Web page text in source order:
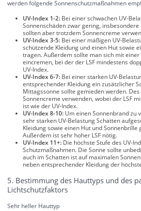
werden folgende Sonnenschutzmaßnahmen
UV-Index 1-2: Bei einer schwachen UV-
Sonnenschäden zwar gering,
sollten aber trotzdem Sonnencreme
UV-Index 3-5: Bei einer mäßigen UV-
schützende Kleidung und einen Hut sowie
tragen. Außerdem sollte man sich mit einer
eincremen, bei der der LSF mindestens
UV-Index.
UV-Index 6-7: Bei einer starken UV-
entsprechender Kleidung ein zusätzlicher
Mittagssonne sollte gemieden werden.
Sonnencreme verwenden, wobei der LSF
ist wie der UV-Index.
UV-Index 8-10: Um einen Sonnenbrand zu
sehr starken UV-Belastung Schatten
Kleidung sowie einen Hut und Sonnenbrille
Außerdem ist sehr hoher LSF nötig.
UV-Index 11+: Die höchste Stufe des UV-
Schutzmaßnahmen. Die Sonne sollte
auch im Schatten ist auf maximalen
neben entsprechender Kleidung der
5. Bestimmung des Hauttyps und des
Lichtschutzfaktors
Sehr heller Hauttyp